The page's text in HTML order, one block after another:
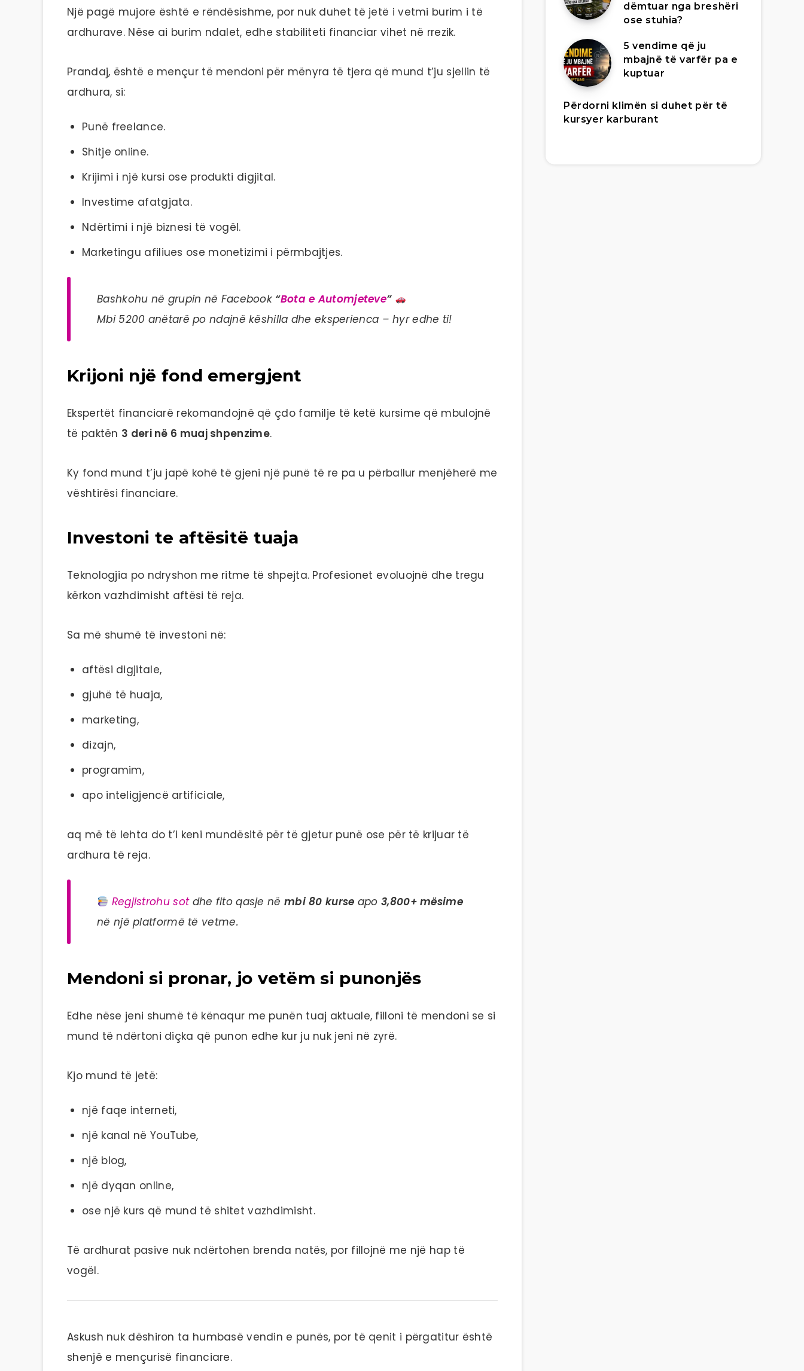
Një pagë mujore është e rëndësishme, por nuk duhet të jetë i vetmi burim i të
ardhurave. Nëse ai burim ndalet, edhe stabiliteti financiar vihet në rrezik.
Prandaj, është e mençur të mendoni për mënyra të tjera që mund t’ju sjellin të
ardhura, si:
Punë freelance.
Shitje online.
Krijimi i një kursi ose produkti digjital.
Investime afatgjata.
Ndërtimi i një biznesi të vogël.
Marketingu afiliues ose monetizimi i përmbajtjes.
Bashkohu në grupin në Facebook “Bota e Automjeteve”
Mbi 5200 anëtarë po ndajnë këshilla dhe eksperienca – hyr edhe ti!
Krijoni një fond emergjent
Ekspertët financiarë rekomandojnë që çdo familje të ketë kursime që mbulojnë
të paktën 3 deri në 6 muaj shpenzime.
Ky fond mund t’ju japë kohë të gjeni një punë të re pa u përballur menjëherë me
vështirësi financiare.
Investoni te aftësitë tuaja
Teknologjia po ndryshon me ritme të shpejta. Profesionet evoluojnë dhe tregu
kërkon vazhdimisht aftësi të reja.
Sa më shumë të investoni në:
aftësi digjitale,
gjuhë të huaja,
marketing,
dizajn,
programim,
apo inteligjencë artificiale,
aq më të lehta do t’i keni mundësitë për të gjetur punë ose për të krijuar të
ardhura të reja.
Regjistrohu sotdhe fito qasje në mbi 80 kurse apo3,800+ mësime
në një platformë të vetme.
Mendoni si pronar, jo vetëm si punonjës
Edhe nëse jeni shumë të kënaqur me punën tuaj aktuale, filloni të mendoni se si
mund të ndërtoni diçka që punon edhe kur ju nuk jeni në zyrë.
Kjo mund të jetë:
një faqe interneti,
një kanal në YouTube,
një blog,
një dyqan online,
ose një kurs që mund të shitet vazhdimisht.
Të ardhurat pasive nuk ndërtohen brenda natës, por fillojnë me një hap të
vogël.
Askush nuk dëshiron ta humbasë vendin e punës, por të qenit i përgatitur është
shenjë e mençurisë financiare.
dëmtuar nga breshëri
ose stuhia?
5 vendime që ju
mbajnë të varfër pa e
kuptuar
Përdorni klimën si duhet për të
kursyer karburant